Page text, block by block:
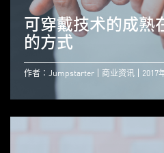
可穿戴技术的成熟
的方式
作者：Jumpstarter 商业资讯 2017